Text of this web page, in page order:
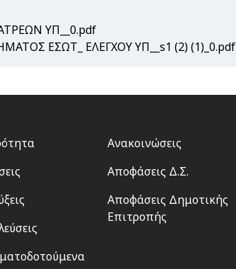
ΥΠ__0.pdf
ΕΣΩΤ_ ΕΛΕΓΧΟΥ ΥΠ__s1 (2) (1)_0.pdf
Footer
Ανακοινώσεις
Αποφάσεις Δ.Σ.
Αποφάσεις Δημοτικής
Επιτροπής